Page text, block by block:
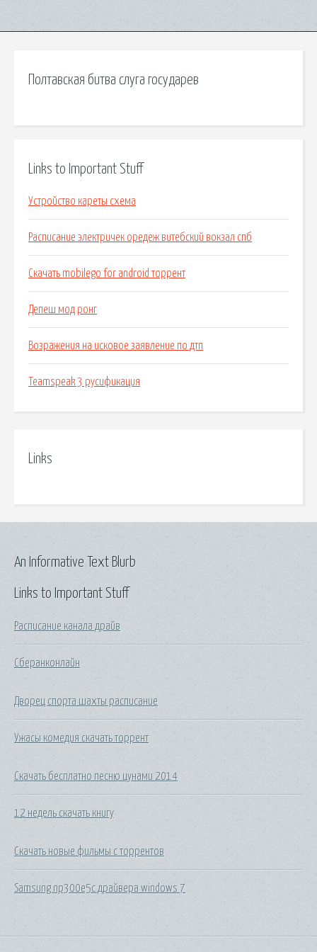
Полтавская битва слуга государев
Links to Important Stuff
Устройство кареты схема
Расписание электричек оредеж витебский вокзал спб
Скачать mobilego for android торрент
Депеш мод ронг
Возражения на исковое заявление по дтп
Teamspeak 3 русификация
Links
Links to Important Stuff
Расписание канала драйв
Сберанконлайн
Дворец спорта шахты расписание
Ужасы комедия скачать торрент
Скачать бесплатно песню цунами 2014
12 недель скачать книгу
Скачать новые фильмы с торрентов
Samsung np300e5c драйвера windows 7
An Informative Text Blurb